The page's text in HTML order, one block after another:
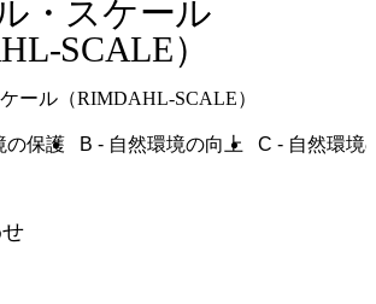
・スケール
SCALE）
の保護 B - 自然環境の向上 C - 自然環境